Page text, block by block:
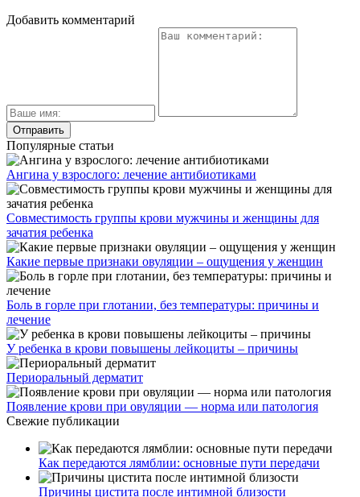
Добавить комментарий
Популярные статьи
Ангина у взрослого: лечение антибиотиками
Совместимость группы крови мужчины и женщины для
зачатия ребенка
Какие первые признаки овуляции – ощущения у женщин
Боль в горле при глотании, без температуры: причины и
лечение
У ребенка в крови повышены лейкоциты – причины
Периоральный дерматит
Появление крови при овуляции — норма или патология
Свежие публикации
Как передаются лямблии: основные пути передачи
Причины цистита после интимной близости